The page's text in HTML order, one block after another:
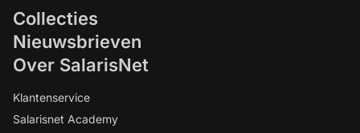
Collecties
Nieuwsbrieven
Over SalarisNet
Klantenservice
Salarisnet Academy